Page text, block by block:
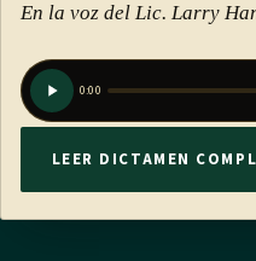
En la voz del Lic. Larry
0:00
LEER DICTAMEN